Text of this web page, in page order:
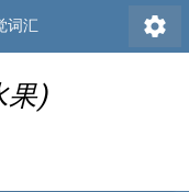
词汇 settings
果)